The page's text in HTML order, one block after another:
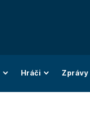
Hráči Zprávy